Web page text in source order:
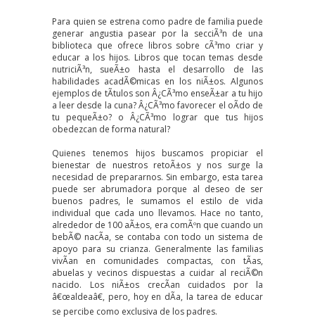
Para quien se estrena como padre de familia puede
generar angustia pasear por la secciÃ³n de una
biblioteca que ofrece libros sobre cÃ³mo criar y
educar a los hijos. Libros que tocan temas desde
nutriciÃ³n, sueÃ±o hasta el desarrollo de las
habilidades acadÃ©micas en los niÃ±os. Algunos
ejemplos de tÃ­tulos son Â¿CÃ³mo enseÃ±ar a tu hijo
a leer desde la cuna? Â¿CÃ³mo favorecer el oÃ­do de
tu pequeÃ±o? o Â¿CÃ³mo lograr que tus hijos
obedezcan de forma natural?
Quienes tenemos hijos buscamos propiciar el
bienestar de nuestros retoÃ±os y nos surge la
necesidad de prepararnos. Sin embargo, esta tarea
puede ser abrumadora porque al deseo de ser
buenos padres, le sumamos el estilo de vida
individual que cada uno llevamos. Hace no tanto,
alrededor de 100 aÃ±os, era comÃºn que cuando un
bebÃ© nacÃ­a, se contaba con todo un sistema de
apoyo para su crianza. Generalmente las familias
vivÃ­an en comunidades compactas, con tÃ­as,
abuelas y vecinos dispuestas a cuidar al reciÃ©n
nacido. Los niÃ±os crecÃ­an cuidados por la
â€œaldeaâ€, pero, hoy en dÃ­a, la tarea de educar
se percibe como exclusiva de los padres.